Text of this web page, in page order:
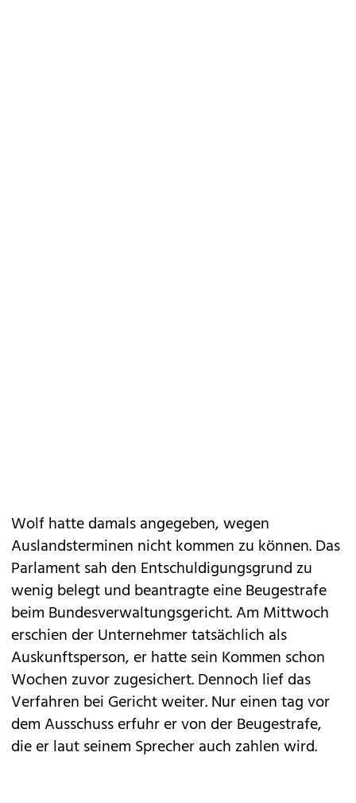
Wolf hatte damals angegeben, wegen
Auslandsterminen nicht kommen zu können. Das
Parlament sah den Entschuldigungsgrund zu
wenig belegt und beantragte eine Beugestrafe
beim Bundesverwaltungsgericht. Am Mittwoch
erschien der Unternehmer tatsächlich als
Auskunftsperson, er hatte sein Kommen schon
Wochen zuvor zugesichert. Dennoch lief das
Verfahren bei Gericht weiter. Nur einen tag vor
dem Ausschuss erfuhr er von der Beugestrafe,
die er laut seinem Sprecher auch zahlen wird.